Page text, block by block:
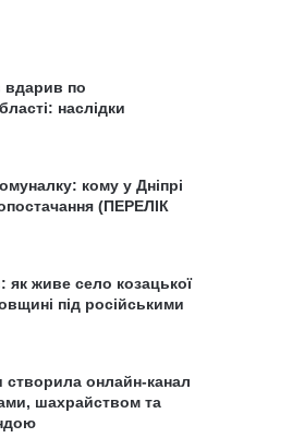
вдарив по
наслідки
кому у Дніпрі
(ПЕРЕЛІК
як живе село козацької
під російськими
створила онлайн-канал
шахрайством та